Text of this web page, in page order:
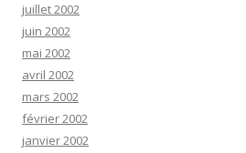
juillet 2002
juin 2002
mai 2002
avril 2002
mars 2002
février 2002
janvier 2002